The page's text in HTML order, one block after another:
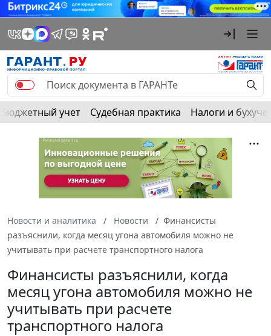
Бюджетный учет Судебная практика Налоги и
Новости и аналитика Новости
Финансисты
разъяснили, когда месяц угона автомобиля можно не
учитывать при расчете транспортного налога
Финансисты разъяснили, когда
месяц угона автомобиля можно не
учитывать при расчете
транспортного налога